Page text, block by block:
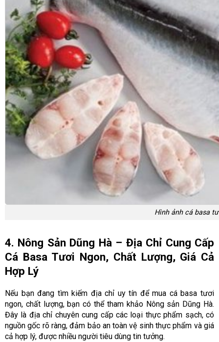
Hình ảnh cá basa
4. Nông Sản Dũng Hà – Địa Chỉ Cung Cấp
Cá Basa Tươi Ngon, Chất Lượng, Giá Cả
Hợp Lý
Nếu bạn đang tìm kiếm địa chỉ uy tín để mua cá basa tươi
ngon, chất lượng, bạn có thể tham khảo Nông sản Dũng Hà.
Đây là địa chỉ chuyên cung cấp các loại thực phẩm sạch, có
nguồn gốc rõ ràng, đảm bảo an toàn vệ sinh thực phẩm và giá
cả hợp lý, được nhiều người tiêu dùng tin tưởng.